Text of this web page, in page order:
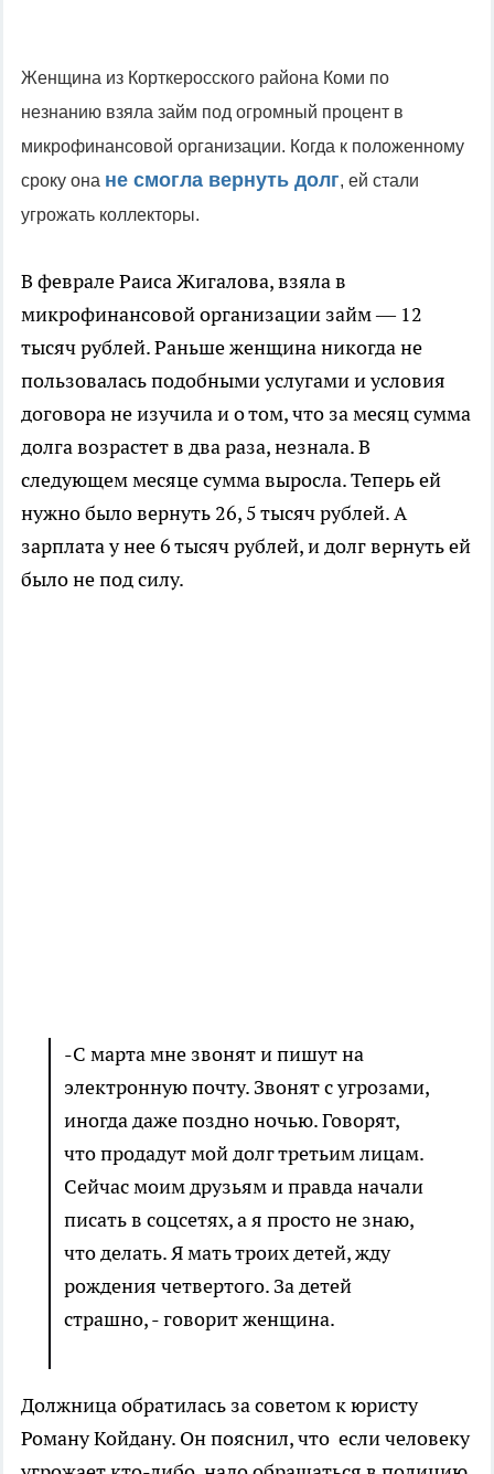
Женщина из Корткеросского района Коми по
незнанию взяла займ под огромный процент в
микрофинансовой организации. Когда к положенному
сроку она не смогла вернуть долг, ей стали
угрожать коллекторы.
В феврале Раиса Жигалова, взяла в
микрофинансовой организации займ — 12
тысяч рублей. Раньше женщина никогда не
пользовалась подобными услугами и условия
договора не изучила и о том, что за месяц сумма
долга возрастет в два раза, незнала. В
следующем месяце сумма выросла. Теперь ей
нужно было вернуть 26, 5 тысяч рублей. А
зарплата у нее 6 тысяч рублей, и долг вернуть ей
было не под силу.
-С марта мне звонят и пишут на
электронную почту. Звонят с угрозами,
иногда даже поздно ночью. Говорят,
что продадут мой долг третьим лицам.
Сейчас моим друзьям и правда начали
писать в соцсетях, а я просто не знаю,
что делать. Я мать троих детей, жду
рождения четвертого. За детей
страшно, - говорит женщина.
Должница обратилась за советом к юристу
Роману Койдану. Он пояснил, что если человеку